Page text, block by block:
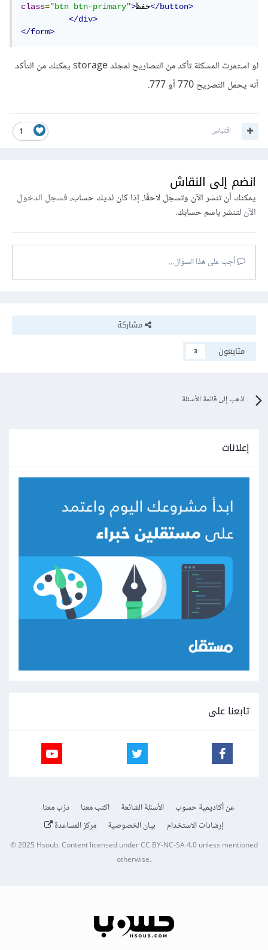
class="btn btn-primary">حفظ</button>
</div>
</form>
لو استمرت المشكلة تأكد من التصاريح لمجلد storage يمكنك من التأكد
أنه يحمل التصريح 770 أو 777.
1 اقتباس
انضم إلى النقاش
يمكنك أن تنشر الآن وتسجل لاحقًا. إذا كان لديك حساب،فسجل الدخول
الآنلتنشر باسم حسابك.
أجب على هذا السؤال...
مشاركة
متابعون
3
اذهب إلى قائمة الأسئلة
إعلانات
تابعنا على
عن أكاديمية حسوب الأسئلة الشائعة اكتب معنا
درّب معنا
إرشادات الاستخدام
بيان الخصوصية مركز المساعدة
© 2025Hsoub.Content licensed underCC BY-NC-SA 4.0unless mentioned
otherwise.